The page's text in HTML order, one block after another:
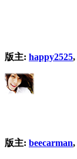
版主: happy2525,
版主: beecarman,